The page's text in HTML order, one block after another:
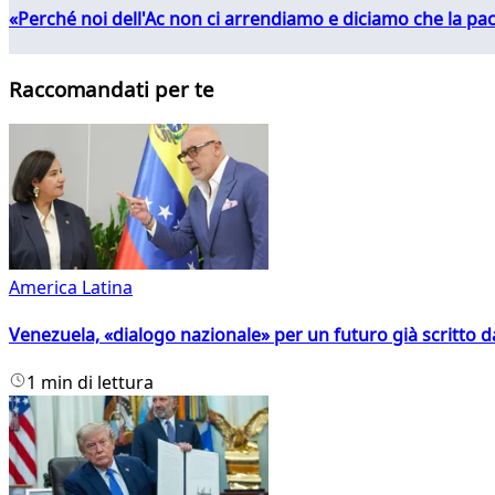
«Perché noi dell'Ac non ci arrendiamo e diciamo che la
Raccomandati per te
America Latina
Venezuela, «dialogo nazionale» per un futuro già scritto
1 min di lettura